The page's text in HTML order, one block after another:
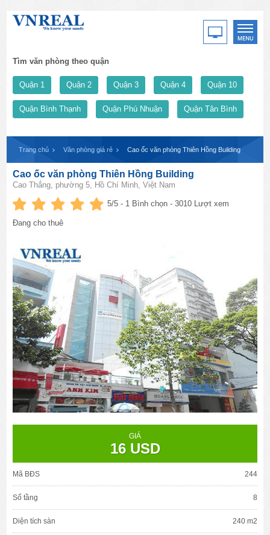
Tìm văn phòng theo quận
Quận 1 Quận 2 Quận 3 Quận 4 Quận 10
Quận Bình Thạnh Quận Phú Nhuận Quận Tân Bình
Trang chủ Văn phòng giá rẻ Cao ốc văn phòng Thiên Hồng Building
Cao ốc văn phòng Thiên Hồng Building
Cao Thắng, phường 5, Hồ Chí Minh, Việt Nam
5/5 - 1 Bình chọn - 3010 Lượt xem
Đang cho thuê
GIÁ
16 USD
Mã BĐS 244
Số tầng 8
Diện tích sàn 240 m2